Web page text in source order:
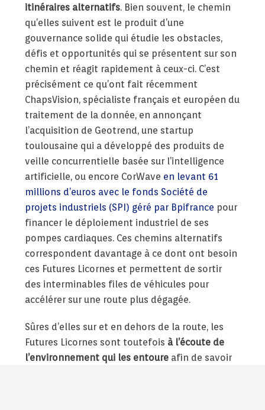
itinéraires alternatifs. Bien souvent, le chemin
qu’elles suivent est le produit d’une
gouvernance solide qui étudie les obstacles,
défis et opportunités qui se présentent sur son
chemin et réagit rapidement à ceux-ci. C’est
précisément ce qu’ont fait récemment
ChapsVision, spécialiste français et européen du
traitement de la donnée, en annonçant
l’acquisition de Geotrend, une startup
toulousaine qui a développé des produits de
veille concurrentielle basée sur l’intelligence
artificielle, ou encore CorWave en levant 61
millions d’euros avec le fonds Société de
projets industriels (SPI) géré par Bpifrance pour
financer le déploiement industriel de ses
pompes cardiaques. Ces chemins alternatifs
correspondent davantage à ce dont ont besoin
ces Futures Licornes et permettent de sortir
des interminables files de véhicules pour
accélérer sur une route plus dégagée.
Sûres d’elles sur et en dehors de la route, les
Futures Licornes sont toutefois à l’écoute de
l’environnement qui les entoure afin de savoir